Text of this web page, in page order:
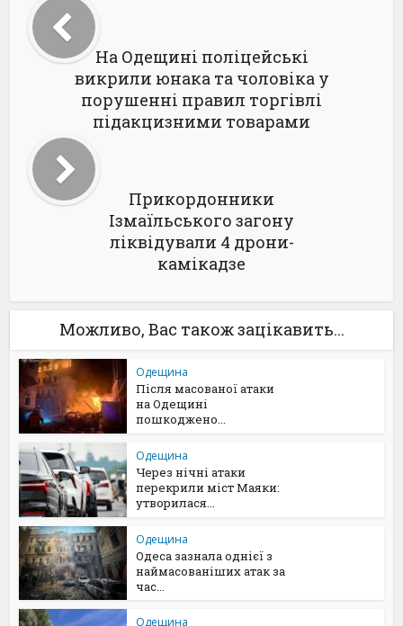
На Одещині поліцейські
викрили юнака та чоловіка у
порушенні правил торгівлі
підакцизними товарами
Прикордонники
Ізмаїльського загону
ліквідували 4 дрони-
камікадзе
Можливо, Вас також зацікавить...
Одещина
Після масованої атаки
на Одещині
пошкоджено...
Одещина
Через нічні атаки
перекрили міст Маяки:
утворилася...
Одещина
Одеса зазнала однієї з
наймасованіших атак за
час...
Одещина